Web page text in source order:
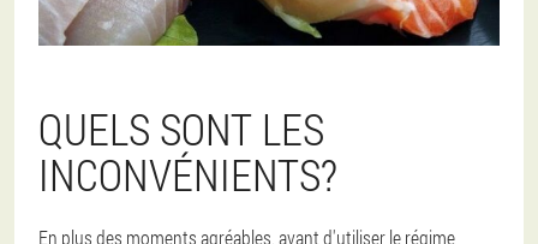
QUELS SONT LES
INCONVÉNIENTS?
En plus des moments agréables, avant d'utiliser le régime